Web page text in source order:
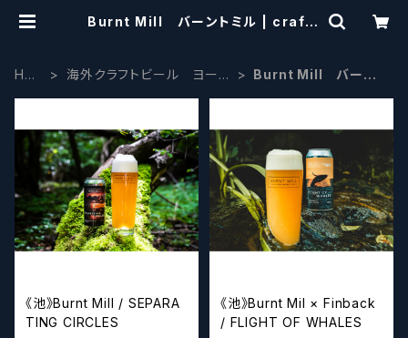
Burnt Mill バーントミル | craftb
HO
海外クラフトビール ヨーロ
Burnt Mill バーン
《池》Burnt Mill / SEPARA
TING CIRCLES
《池》Burnt Mil × Finback
/ FLIGHT OF WHALES